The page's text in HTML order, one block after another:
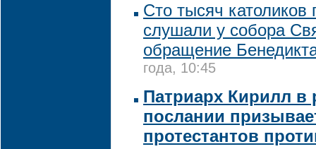
Сто тысяч
слушали у собора
обращение
года, 10:45
Патриарх Кирилл в
послании
протестантов